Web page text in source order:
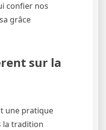
confier nos
grâce
sur la
une pratique
la tradition